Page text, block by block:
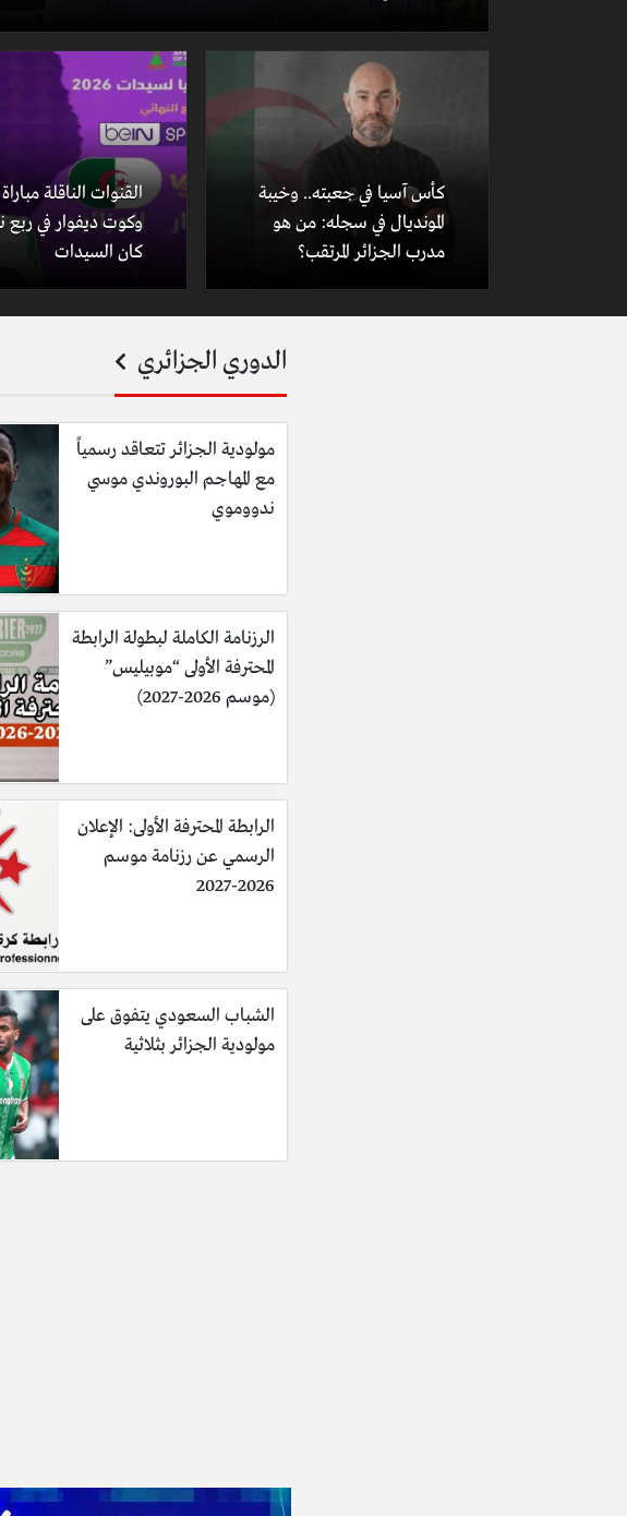
كأس آسيا في جعبته.. وخيبة
المونديال في سجله: من هو
مدرب الجزائر المرتقب؟
القنوات الناقلة
وكوت ديفوار في ربع
كان السيدات
الدوري الجزائري
مولودية الجزائر تتعاقد رسمياً
مع المهاجم البوروندي موسي
ندووموي
الرزنامة الكاملة لبطولة الرابطة
المحترفة الأولى “موبيليس”
(موسم 2026-2027)
الرابطة المحترفة الأولى: الإعلان
الرسمي عن رزنامة موسم
2026-2027
الشباب السعودي يتفوق على
مولودية الجزائر بثلاثية